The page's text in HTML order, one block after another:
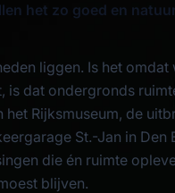
het zo goed en
liggen. Is het omdat
is dat ondergronds
het Rijksmuseum, de
St.-Jan in Den
die én ruimte
blijven.